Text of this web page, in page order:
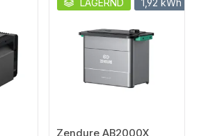
LAGERND 1,92 kWh
Zendure AB2000X